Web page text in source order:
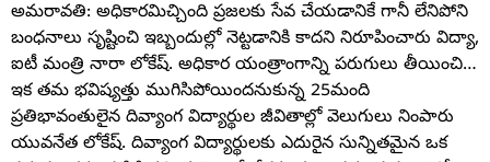
అమరావతి: అధికారమిచ్చింది ప్రజలకు సేవ చేయడానికే గానీ లేనిపోని
బంధనాలు సృష్టించి ఇబ్బందుల్లో నెట్టడానికి కాదని నిరూపించారు విద్యా,
ఐటీ మంత్రి నారా లోకేష్. అధికార యంత్రాంగాన్ని పరుగులు తీయించి…
ఇక తమ భవిష్యత్తు ముగిసిపోయిందనుకున్న 25మంది
ప్రతిభావంతులైన దివ్యాంగ విద్యార్థుల జీవితాల్లో వెలుగులు నింపారు
యువనేత లోకేష్. దివ్యాంగ విద్యార్థులకు ఎదురైన సున్నితమైన ఒక